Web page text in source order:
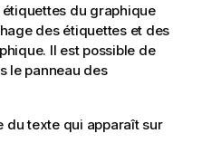
du graphique
des étiquettes et des
Il est possible de
le panneau des
du texte qui apparaît sur